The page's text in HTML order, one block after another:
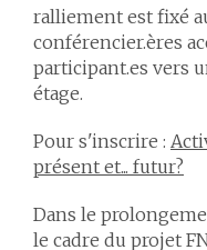
ralliement est fixé
conférencier.ères
participant.es vers
étage.
Pour s'inscrire :
présent et... futur?
Dans le
le cadre du projet